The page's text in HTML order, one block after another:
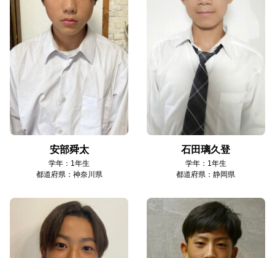
安部舜太
学年：1年生
都道府県：神奈川県
石田璃久登
学年：1年生
都道府県：静岡県